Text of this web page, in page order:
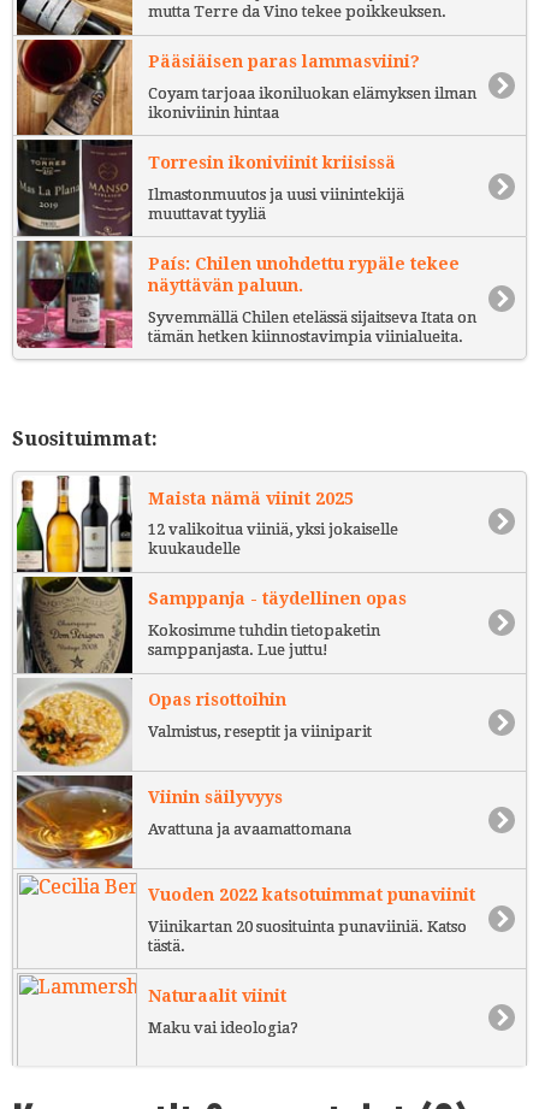
mutta Terre da Vino tekee poikkeuksen.
Pääsiäisen paras lammasviini?
Coyam tarjoaa ikoniluokan elämyksen ilman
ikoniviinin hintaa
Torresin ikoniviinit kriisissä
Ilmastonmuutos ja uusi viinintekijä
muuttavat tyyliä
País: Chilen unohdettu rypäle tekee
näyttävän paluun.
Syvemmällä Chilen etelässä sijaitseva Itata on
tämän hetken kiinnostavimpia viinialueita.
Suosituimmat:
Maista nämä viinit 2025
12 valikoitua viiniä, yksi jokaiselle
kuukaudelle
Samppanja - täydellinen opas
Kokosimme tuhdin tietopaketin
samppanjasta. Lue juttu!
Opas risottoihin
Valmistus, reseptit ja viiniparit
Viinin säilyvyys
Avattuna ja avaamattomana
Vuoden 2022 katsotuimmat punaviinit
Viinikartan 20 suosituinta punaviiniä. Katso
tästä.
Naturaalit viinit
Maku vai ideologia?